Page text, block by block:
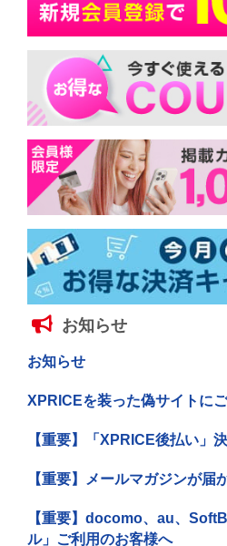
お知らせ
お知らせ
XPRICEを装った偽サイトに
【重要】「XPRICE後払い」
【重要】メールマガジンが届
【重要】docomo、au、
ル」ご利用のお客様へ